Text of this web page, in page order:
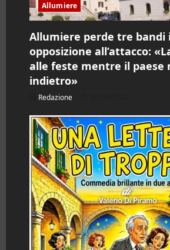
c
o
l
o
Allumiere
Allumiere perde tre bandi
opposizione all’attacco:
alle feste mentre il paese
indietro»
Redazione